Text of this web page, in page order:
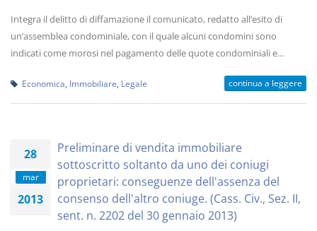
Integra il delitto di diffamazione il comunicato, redatto all’esito di
un’assemblea condominiale, con il quale alcuni condomini sono
indicati come morosi nel pagamento delle quote condominiali e...
Economica Immobiliare Legale continua a leggere
28
mar
2013
Preliminare di vendita immobiliare
sottoscritto soltanto da uno dei coniugi
proprietari: conseguenze dell'assenza del
consenso dell'altro coniuge. (Cass. Civ., Sez. II,
sent. n. 2202 del 30 gennaio 2013)